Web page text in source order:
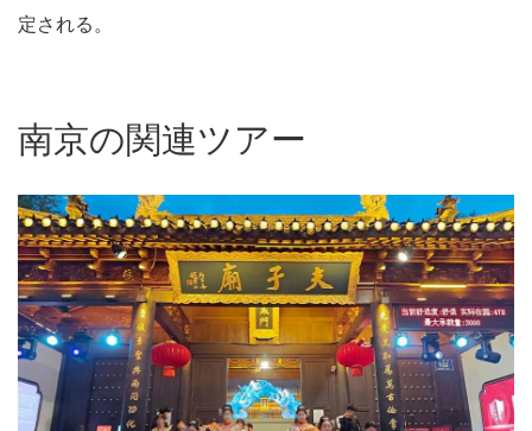
定される。
南京の関連ツアー